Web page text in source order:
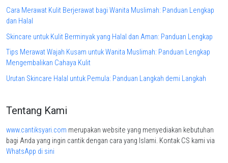
Cara Merawat Kulit Berjerawat bagi Wanita Muslimah: Panduan Lengkap
dan Halal
Skincare untuk Kulit Berminyak yang Halal dan Aman: Panduan Lengkap
Tips Merawat Wajah Kusam untuk Wanita Muslimah: Panduan Lengkap
Mengembalikan Cahaya Kulit
Urutan Skincare Halal untuk Pemula: Panduan Langkah demi Langkah
Tentang Kami
www.cantiksyari.com merupakan website yang menyediakan kebutuhan
bagi Anda yang ingin cantik dengan cara yang Islami. Kontak CS kami via
WhatsApp di sini